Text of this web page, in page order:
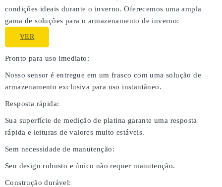
condições ideais durante o inverno. Oferecemos uma ampla
gama de soluções para o armazenamento de inverno:
VER
Pronto para uso imediato:
Nosso sensor é entregue em um frasco com uma solução de
armazenamento exclusiva para uso instantâneo.
Resposta rápida:
Sua superfície de medição de platina garante uma resposta
rápida e leituras de valores muito estáveis.
Sem necessidade de manutenção:
Seu design robusto e único não requer manutenção.
Construção durável: